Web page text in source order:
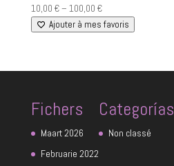
10,00 €– 100,00 €Price
range:
100,00 €
Ajouter à mes favoris
Fichers
Maart 2026
Februarie 2022
Categorías
Non classé